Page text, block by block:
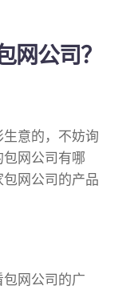
网公司？
意的，不妨询
网公司有哪
网公司的产品
网公司的广